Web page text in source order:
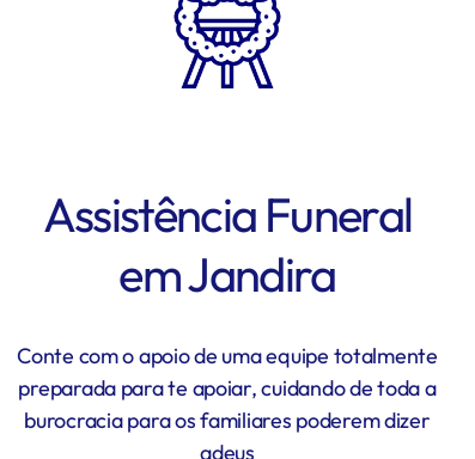
Assistência Funeral
em Jandira
Conte com o apoio de uma equipe totalmente
preparada para te apoiar, cuidando de toda a
burocracia para os familiares poderem dizer
adeus